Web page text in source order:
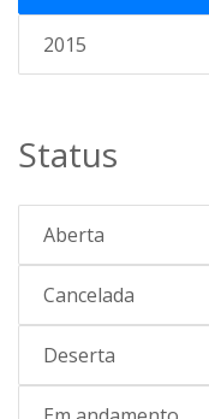
2015
Status
Aberta
Cancelada
Deserta